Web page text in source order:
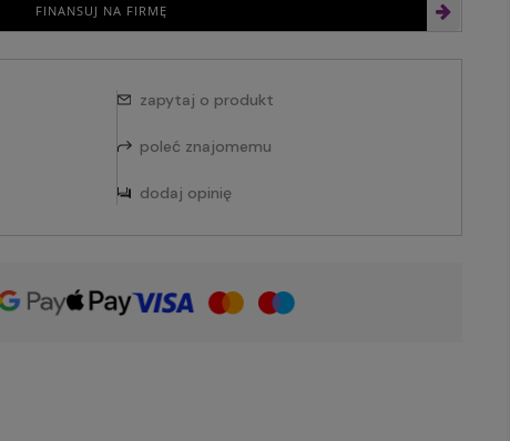
FINANSUJ NA FIRMĘ
zapytaj o produkt
poleć znajomemu
dodaj opinię